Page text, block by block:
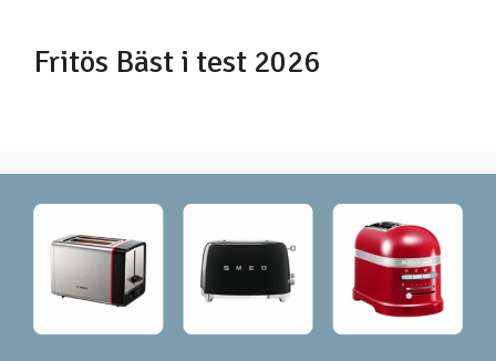
Fritös Bäst i test 2026